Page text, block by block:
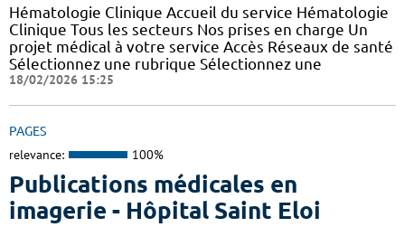
Hématologie Clinique Accueil du service Hématologie
Clinique Tous les secteurs Nos prises en charge Un
projet médical à votre service Accès Réseaux de santé
Sélectionnez une rubrique Sélectionnez une
18/02/2026 15:25
PAGES
relevance: 100%
Publications médicales en
imagerie - Hôpital Saint Eloi